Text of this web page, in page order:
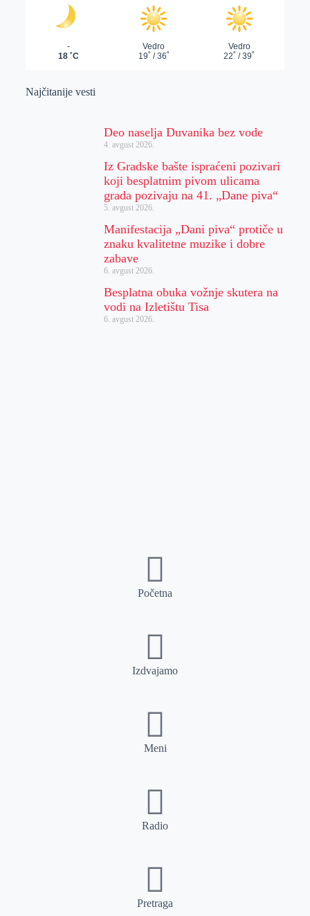
Najčitanije vesti
Deo naselja Duvanika bez vode
4. avgust 2026.
Iz Gradske bašte ispraćeni pozivari
koji besplatnim pivom ulicama
grada pozivaju na 41. „Dane piva“
5. avgust 2026.
Manifestacija „Dani piva“ protiče u
znaku kvalitetne muzike i dobre
zabave
6. avgust 2026.
Besplatna obuka vožnje skutera na
vodi na Izletištu Tisa
6. avgust 2026.
Početna
Izdvajamo
Meni
Radio
Pretraga